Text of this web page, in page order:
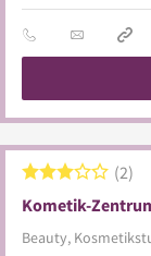
Kometik-
Beauty,
2